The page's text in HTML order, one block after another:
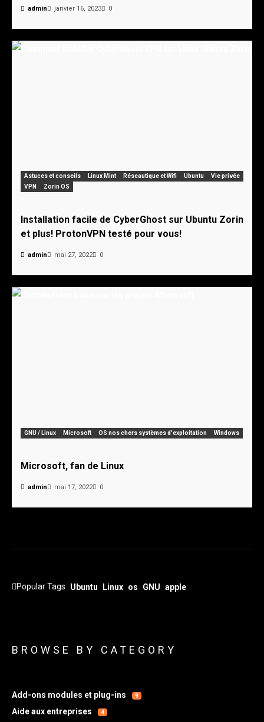
admin janvier 16, 2023 0
Astuces et conseils Linux Mint Réseautique et Wifi Ubuntu
Vie privée
VPN
Zorin OS
Installation facile de CyberGhost sur Ubuntu Zorin
et plus! ProtonVPN testé pour vous!
admin mai 27, 2022 0
GNU / Linux Microsoft OS nos chers systèmes d'exploitation Windows
Microsoft, fan de Linux
admin mai 17, 2022 0
Popular Tags Ubuntu Linux os GNU apple
BROWSE BY CATEGORY
Add-ons modules et plug-ins 9
Aide aux entreprises 4